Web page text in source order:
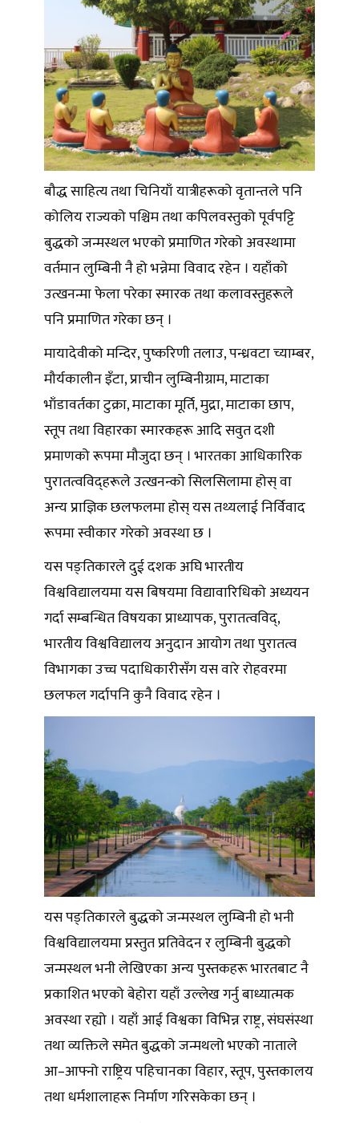
बौद्ध साहित्य तथा चिनियाँ यात्रीहरूको वृतान्तले पनि
कोलिय राज्यको पश्चिम तथा कपिलवस्तुको पूर्वपट्टि
बुद्धको जन्मस्थल भएको प्रमाणित गरेको अवस्थामा
वर्तमान लुम्बिनी नै हो भन्नेमा विवाद रहेन । यहाँको
उत्खनन्मा फेला परेका स्मारक तथा कलावस्तुहरूले
पनि प्रमाणित गरेका छन् ।
मायादेवीको मन्दिर, पुष्करिणी तलाउ, पन्ध्रवटा च्याम्बर,
मौर्यकालीन इँटा, प्राचीन लुम्बिनीग्राम, माटाका
भाँडावर्तका टुक्रा, माटाका मूर्ति, मुद्रा, माटाका छाप,
स्तूप तथा विहारका स्मारकहरू आदि सवुत दशी
प्रमाणको रूपमा मौजुदा छन् । भारतका आधिकारिक
पुरातत्वविद्हरूले उत्खनन्को सिलसिलामा होस् वा
अन्य प्राज्ञिक छलफलमा होस् यस तथ्यलाई निर्विवाद
रूपमा स्वीकार गरेको अवस्था छ ।
यस पङ्तिकारले दुई दशक अघि भारतीय
विश्वविद्यालयमा यस बिषयमा विद्यावारिधिको अध्ययन
गर्दा सम्बन्धित विषयका प्राध्यापक, पुरातत्वविद्,
भारतीय विश्वविद्यालय अनुदान आयोग तथा पुरातत्व
विभागका उच्च पदाधिकारीसँग यस वारे रोहवरमा
छलफल गर्दापनि कुनै विवाद रहेन ।
यस पङ्तिकारले बुद्धको जन्मस्थल लुम्बिनी हो भनी
विश्वविद्यालयमा प्रस्तुत प्रतिवेदन र लुम्बिनी बुद्धको
जन्मस्थल भनी लेखिएका अन्य पुस्तकहरू भारतबाट नै
प्रकाशित भएको बेहोरा यहाँ उल्लेख गर्नु बाध्यात्मक
अवस्था रह्यो । यहाँ आई विश्वका विभिन्न राष्ट्र, संघसंस्था
तथा व्यक्तिले समेत बुद्धको जन्मथलो भएको नाताले
आ–आफ्नो राष्ट्रिय पहिचानका विहार, स्तूप, पुस्तकालय
तथा धर्मशालाहरू निर्माण गरिसकेका छन् ।